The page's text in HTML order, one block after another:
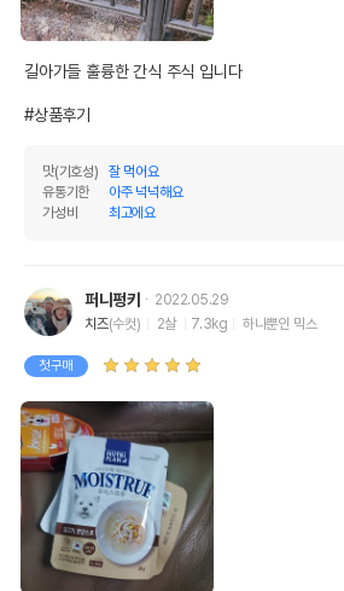
길아가들 훌륭한 간식 주식 입니다
#상품후기
맛(기호성)
잘 먹어요
유통기한
아주 넉넉해요
가성비
최고에요
퍼니펑키
2022.05.29
치즈(수컷) 2살 7.3kg 하나뿐인 믹스
첫구매